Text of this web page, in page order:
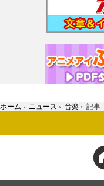
ホーム › ニュース › 音楽 › 記事